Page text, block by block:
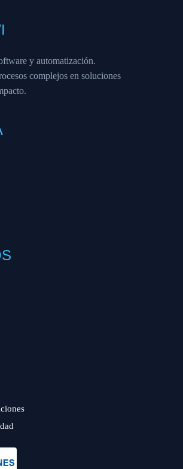
y automatización.
complejos en soluciones